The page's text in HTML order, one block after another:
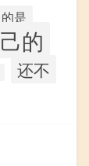
的是
的
还不